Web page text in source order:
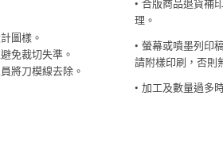
圖樣。
免裁切失準。
將刀模線去除。
• 合版商品退貨補
理。
• 螢幕或噴墨列印
請附樣印刷，否則
• 加工及數量過多